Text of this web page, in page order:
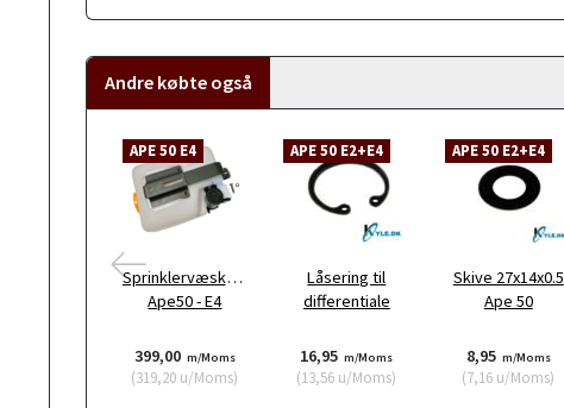
Andre købte også
APE 50 E4
Sprinklervæskebeholder
Ape50 - E4
399,00 m/Moms
(319,20 u/Moms)
APE 50 E2+E4
Låsering til
differentiale
16,95 m/Moms
(13,56 u/Moms)
APE 50 E2+E4
Skive 27x14x0.5
Ape 50
8,95 m/Moms
(7,16 u/Moms)